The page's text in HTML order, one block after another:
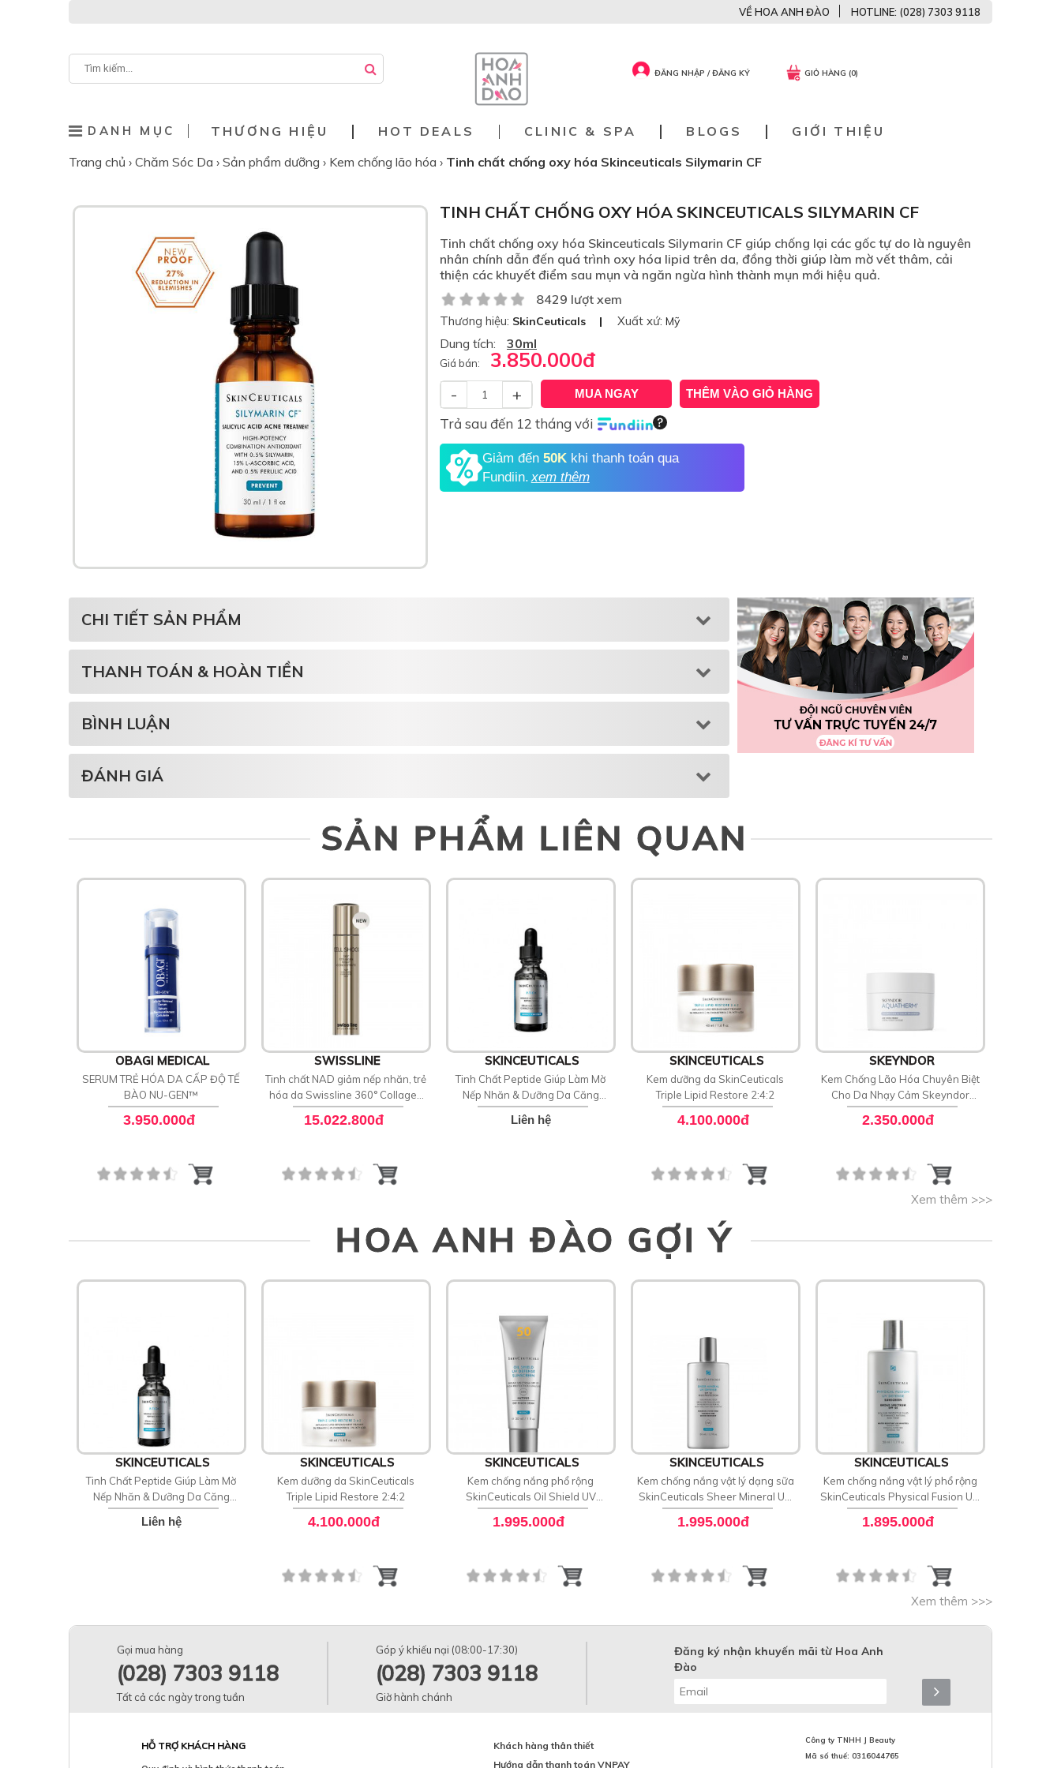
ĐĂNG NHẬP / ĐĂNG KÝ GIỎ HÀNG (0)
VỀ HOA ANH ĐÀO HOTLINE: (028) 7303 9118
DANH MỤC THƯƠNG HIỆU HOT DEALS CLINIC & SPA BLOGS
GIỚI THIỆU
Trang chủ › Chăm Sóc Da › Sản phẩm dưỡng › Kem chống lão hóa › Tinh chất chống oxy hóa Skinceuticals Silymarin CF
TINH CHẤT CHỐNG OXY HÓA SKINCEUTICALS SILYMARIN CF
Tinh chất chống oxy hóa Skinceuticals Silymarin CF giúp chống lại các gốc tự do là nguyên
nhân chính dẫn đến quá trình oxy hóa lipid trên da, đồng thời giúp làm mờ vết thâm, cải
thiện các khuyết điểm sau mụn và ngăn ngừa hình thành mụn mới hiệu quả.
8429 lượt xem
Thương hiệu: SkinCeuticals Xuất xứ: Mỹ
Dung tích: 30ml
Giá bán: 3.850.000đ
- + MUA NGAY THÊM VÀO GIỎ HÀNG
Trả sau đến 12 tháng với
Giảm đến 50K khi thanh toán qua
Fundiin. xem thêm
CHI TIẾT SẢN PHẨM
THANH TOÁN & HOÀN TIỀN
BÌNH LUẬN
ĐÁNH GIÁ
SẢN PHẨM LIÊN QUAN
OBAGI MEDICAL
SERUM TRẺ HÓA DA CẤP ĐỘ TẾ
BÀO NU-GEN™
3.950.000đ
SWISSLINE
Tinh chất NAD giảm nếp nhăn, trẻ
hóa da Swissline 360° Collagen
Night Concentrate
15.022.800đ
SKINCEUTICALS
Tinh Chất Peptide Giúp Làm Mờ
Nếp Nhăn & Dưỡng Da Căng
Bóng SkinCeuticals P-TIOX
Liên hệ
SKINCEUTICALS
Kem dưỡng da SkinCeuticals
Triple Lipid Restore 2:4:2
4.100.000đ
SKEYNDOR
Kem Chống Lão Hóa Chuyên Biệt
Cho Da Nhạy Cảm Skeyndor
Aquatherm Age Signs Cream
2.350.000đ
Xem thêm >>>
HOA ANH ĐÀO GỢI Ý
SKINCEUTICALS
Tinh Chất Peptide Giúp Làm Mờ
Nếp Nhăn & Dưỡng Da Căng
Bóng SkinCeuticals P-TIOX
Liên hệ
SKINCEUTICALS
Kem dưỡng da SkinCeuticals
Triple Lipid Restore 2:4:2
4.100.000đ
SKINCEUTICALS
Kem chống nắng phổ rộng
SkinCeuticals Oil Shield UV
Defense Sunscreen SPF 50
1.995.000đ
SKINCEUTICALS
Kem chống nắng vật lý dạng sữa
SkinCeuticals Sheer Mineral UV
Defense SPF 50
1.995.000đ
SKINCEUTICALS
Kem chống nắng vật lý phổ rộng
SkinCeuticals Physical Fusion UV
Defense Sunscreens SPF 50
1.895.000đ
Xem thêm >>>
Gọi mua hàng
(028) 7303 9118
Tất cả các ngày trong tuần
Góp ý khiếu nại (08:00-17:30)
(028) 7303 9118
Giờ hành chánh
Đăng ký nhận khuyến mãi từ Hoa Anh
Đào
HỖ TRỢ KHÁCH HÀNG
Khách hàng thân thiết
Hướng dẫn thanh toán VNPAY
Công ty TNHH J Beauty
Mã số thuế: 0316044765